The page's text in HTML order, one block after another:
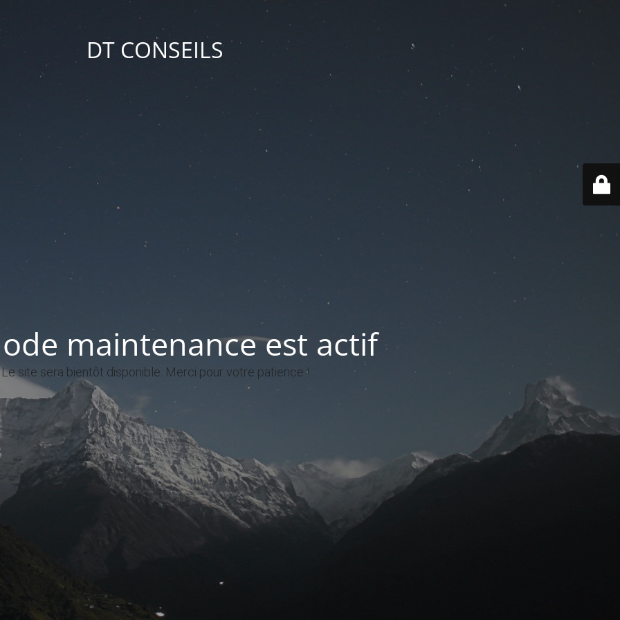
DT CONSEILS
maintenance est actif
Le site sera bientôt disponible. Merci pour votre patience !